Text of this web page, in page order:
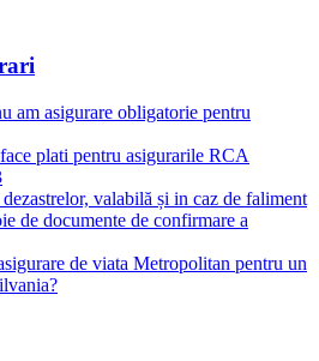
am asigurare obligatorie pentru
plati pentru asigurarile RCA
valabilă și in caz de faliment
de documente de confirmare a
de viata Metropolitan pentru un